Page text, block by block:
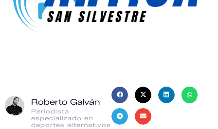
Roberto Galván
Periodista
especializado en
deportes alternativos